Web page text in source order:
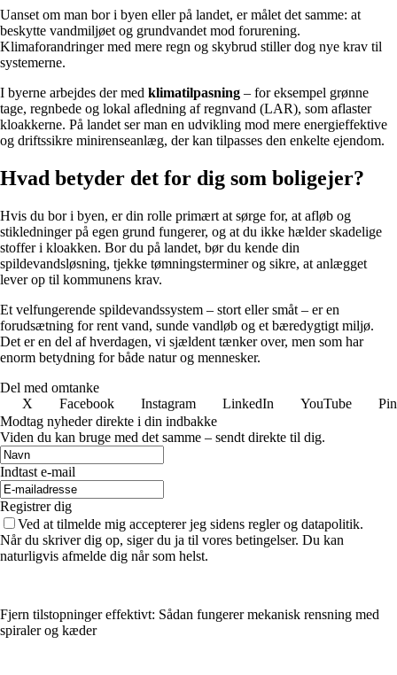
Uanset om man bor i byen eller på landet, er målet det samme: at
beskytte vandmiljøet og grundvandet mod forurening.
Klimaforandringer med mere regn og skybrud stiller dog nye krav til
systemerne.
I byerne arbejdes der med klimatilpasning – for eksempel grønne
tage, regnbede og lokal afledning af regnvand (LAR), som aflaster
kloakkerne. På landet ser man en udvikling mod mere energieffektive
og driftssikre minirenseanlæg, der kan tilpasses den enkelte ejendom.
Hvad betyder det for dig som boligejer?
Hvis du bor i byen, er din rolle primært at sørge for, at afløb og
stikledninger på egen grund fungerer, og at du ikke hælder skadelige
stoffer i kloakken. Bor du på landet, bør du kende din
spildevandsløsning, tjekke tømningsterminer og sikre, at anlægget
lever op til kommunens krav.
Et velfungerende spildevandssystem – stort eller småt – er en
forudsætning for rent vand, sunde vandløb og et bæredygtigt miljø.
Det er en del af hverdagen, vi sjældent tænker over, men som har
enorm betydning for både natur og mennesker.
Del med omtanke
X
Facebook Instagram LinkedIn YouTube
Modtag nyheder direkte i din indbakke
Viden du kan bruge med det samme – sendt direkte til dig.
Indtast e-mail
Registrer dig
Ved at tilmelde mig accepterer jeg sidens regler og datapolitik.
Når du skriver dig op, siger du ja til vores betingelser. Du kan
naturligvis afmelde dig når som helst.
Fjern tilstopninger effektivt: Sådan fungerer mekanisk rensning med
spiraler og kæder